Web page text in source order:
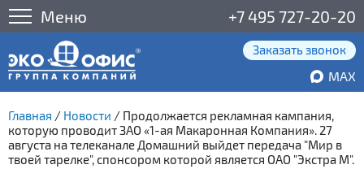
Меню +7 495 727-20-20
Заказать звонок
MAX
Главная / Новости / Продолжается рекламная кампания,
которую проводит ЗАО «1-ая Макаронная Компания». 27
августа на телеканале Домашний выйдет передача "Мир в
твоей тарелке", спонсором которой является ОАО "Экстра М".